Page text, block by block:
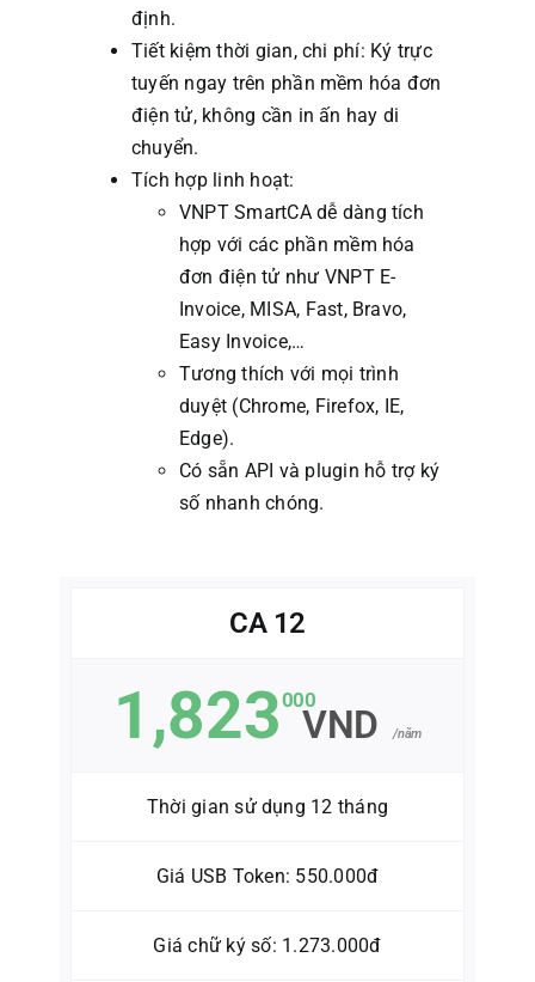
định.
Tiết kiệm thời gian, chi phí: Ký trực
tuyến ngay trên phần mềm hóa đơn
điện tử, không cần in ấn hay di
chuyển.
Tích hợp linh hoạt:
VNPT SmartCA dễ dàng tích
hợp với các phần mềm hóa
đơn điện tử như VNPT E-
Invoice, MISA, Fast, Bravo,
Easy Invoice,…
Tương thích với mọi trình
duyệt (Chrome, Firefox, IE,
Edge).
Có sẵn API và plugin hỗ trợ ký
số nhanh chóng.
CA 12
1,823000
VND /năm
Thời gian sử dụng 12 tháng
Giá USB Token: 550.000đ
Giá chữ ký số: 1.273.000đ